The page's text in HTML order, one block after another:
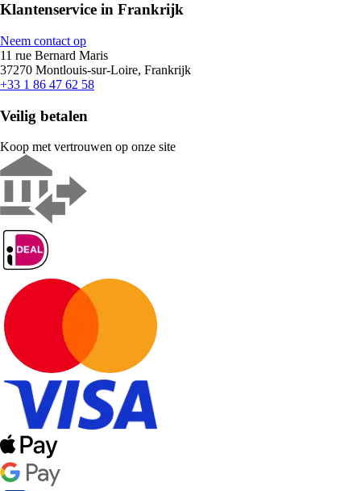
Klantenservice in Frankrijk
Neem contact op
11 rue Bernard Maris
37270 Montlouis-sur-Loire, Frankrijk
+33 1 86 47 62 58
Veilig betalen
Koop met vertrouwen op onze site